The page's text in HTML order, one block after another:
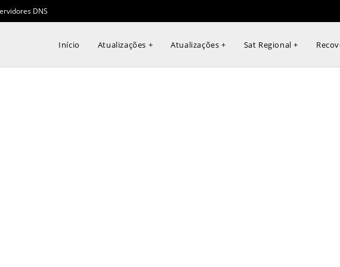
DNS
Início Atualizações + Atualizações + Sat Regional +